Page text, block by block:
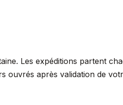
Les expéditions partent
ouvrés après validation de